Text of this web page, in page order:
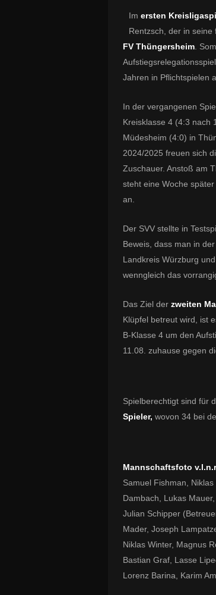
Im ersten
Rentzsch, der in
FV Thüngersheim .
Jahren in Pflichtspielen
In der vergangenen
Kreisklasse 4 (4:3 nach
Müdesheim (4:0) in
2024/2025 freuen sich
Zuschauer. Anstoß am
steht eine Woche
an.
Der SVV stellte in
Beweis, dass man in
Landkreis Würzburg
wenngleich das
Das Ziel der zweiten
Klüpfel betreut wird, ist
B-Klasse 4 um den
11.08. zuhause gegen
Spielberechtigt sind für
Spieler, wovon 34 bei
Mannschaftsfoto
Samuel Fishman,
Dambach, Lukas
Julian Schipper
Mader, Joseph
Niklas Winter, Magnus
Bastian Graf, Lasse
Lorenz Barina, Karim